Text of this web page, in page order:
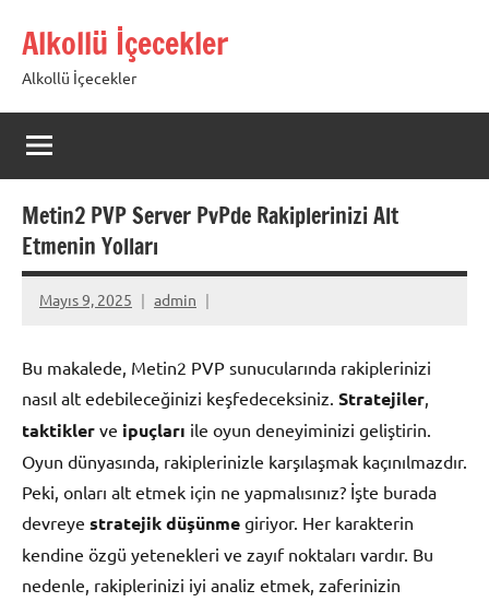
geçAlkollü İçecekler
Alkollü İçecekler
Metin2 PVP Server PvPde Rakiplerinizi Alt
Etmenin Yolları
Mayıs 9, 2025 admin
Bu makalede, Metin2 PVP sunucularında rakiplerinizi
nasıl alt edebileceğinizi keşfedeceksiniz. Stratejiler
taktikler ve ipuçları ile oyun deneyiminizi geliştirin.
Oyun dünyasında, rakiplerinizle karşılaşmak kaçınılmazdır.
Peki, onları alt etmek için ne yapmalısınız? İşte burada
devreye stratejik düşünme giriyor. Her karakterin
kendine özgü yetenekleri ve zayıf noktaları vardır. Bu
nedenle, rakiplerinizi iyi analiz etmek, zaferinizin